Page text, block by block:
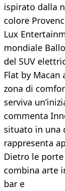
ispirato dalla
colore
Lux
mondiale
del SUV
Flat by
zona di
serviva
commenta
situato in una
rappresenta
Dietro le porte
combina arte
bar e